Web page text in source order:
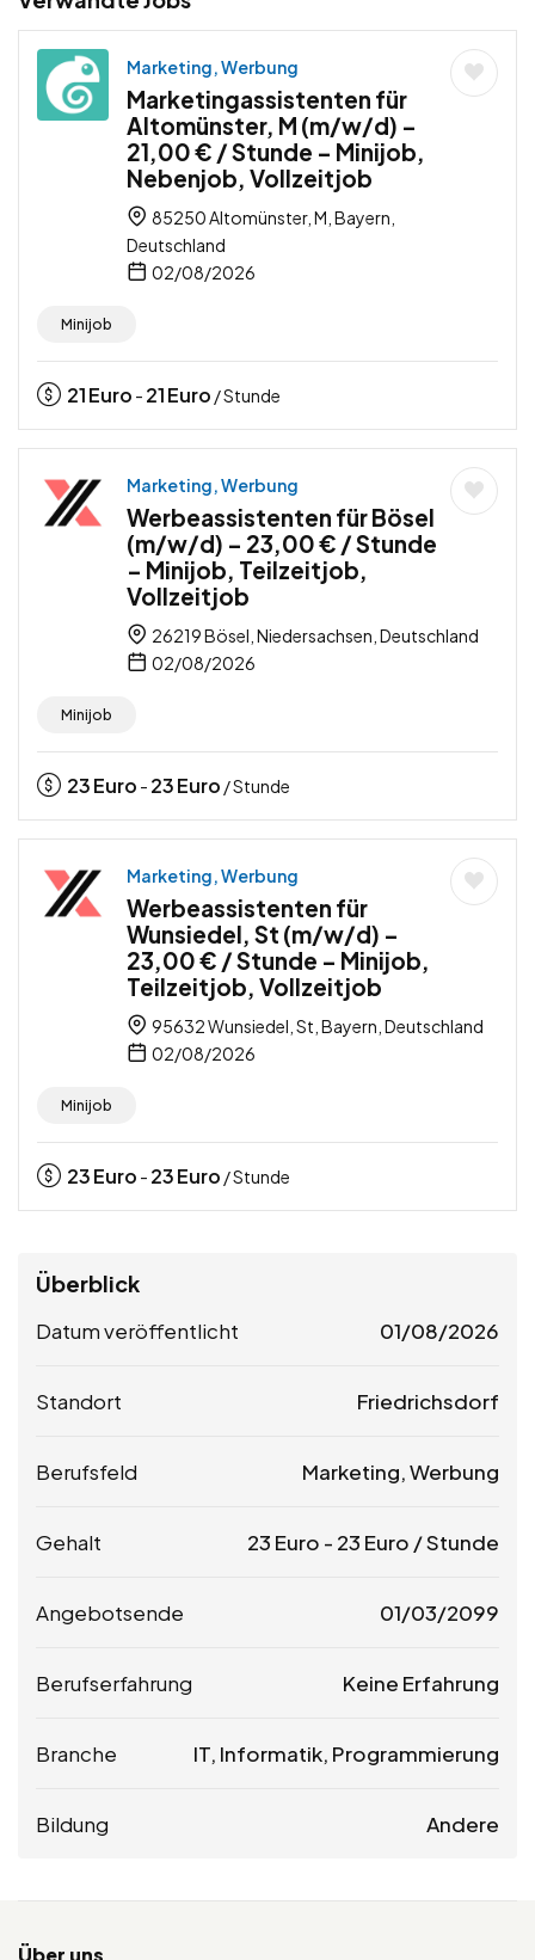
Marketing, Werbung
Marketingassistenten für
Altomünster, M (m/w/d) –
21,00 € / Stunde – Minijob,
Nebenjob, Vollzeitjob
85250 Altomünster, M, Bayern,
Deutschland
02/08/2026
Minijob
21Euro - 21Euro / Stunde
Marketing, Werbung
Werbeassistenten für Bösel
(m/w/d) – 23,00 € / Stunde
– Minijob, Teilzeitjob,
Vollzeitjob
26219 Bösel, Niedersachsen, Deutschland
02/08/2026
Minijob
23Euro - 23Euro / Stunde
Marketing, Werbung
Werbeassistenten für
Wunsiedel, St (m/w/d) –
23,00 € / Stunde – Minijob,
Teilzeitjob, Vollzeitjob
95632 Wunsiedel, St, Bayern, Deutschland
02/08/2026
Minijob
23Euro - 23Euro / Stunde
Überblick
Datum veröffentlicht 01/08/2026
Standort Friedrichsdorf
Berufsfeld Marketing, Werbung
Gehalt 23 Euro - 23 Euro / Stunde
Angebotsende 01/03/2099
Berufserfahrung Keine Erfahrung
Branche IT, Informatik, Programmierung
Bildung Andere
Über uns